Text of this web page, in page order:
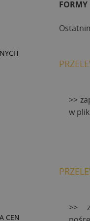
CEN
FORMY
>>
w
>>